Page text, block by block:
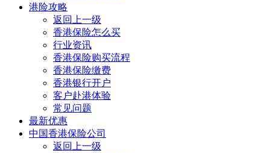
港险攻略
返回上一级
香港保险怎么买
行业资讯
香港保险购买流程
香港保险缴费
香港银行开户
客户赴港体验
常见问题
最新优惠
中国香港保险公司
返回上一级